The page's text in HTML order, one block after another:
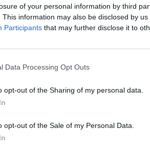
of your personal information by third
This information may also be disclosed by
Participants that may further disclose it to
Data Processing Opt Outs
opt-out of the Sharing of my personal data.
opt-out of the Sale of my Personal Data.
gasztrofesztiváljáról
is sok látogatót vonz. Egyre
be a szigorú szabályok
megyéből